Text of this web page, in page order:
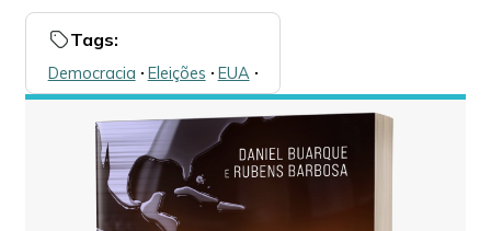
Tags:
Democracia 🞌 Eleições 🞌 EUA 🞌